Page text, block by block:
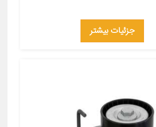
جزئیات بیشتر